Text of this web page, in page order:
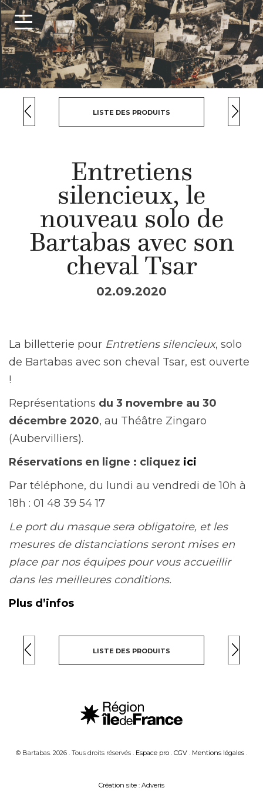
LISTE DES PRODUITS
Entretiens
silencieux, le
nouveau solo de
Bartabas avec son
cheval Tsar
02.09.2020
La billetterie pour Entretiens silencieux, solo
de Bartabas avec son cheval Tsar, est ouverte
!
Représentations du 3 novembre au 30
décembre 2020, au Théâtre Zingaro
(Aubervilliers).
Réservations en ligne : cliquez ici
Par téléphone, du lundi au vendredi de 10h à
18h : 01 48 39 54 17
Le port du masque sera obligatoire, et les
mesures de distanciations seront mises en
place par nos équipes pour vous accueillir
dans les meilleures conditions.
Plus d’infos
LISTE DES PRODUITS
© Bartabas. 2026 . Tous droits réservés . Espace pro . CGV . Mentions légales .
Création site : Adveris